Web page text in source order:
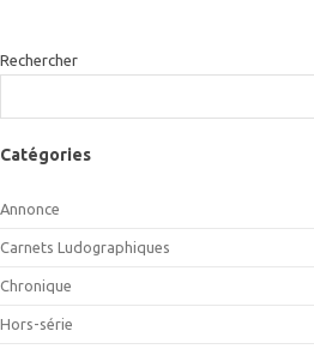
Rechercher
Catégories
Annonce
Carnets Ludographiques
Chronique
Hors-série